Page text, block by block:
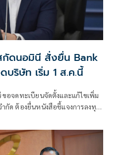
ดนอมินี สั่งยื่น Bank
ริษัท เริ่ม 1 ส.ค.นี้
อจดทะเบียนจัดตั้งและแก้ไขเพิ่ม
กัด ต้องยื่นหนังสือชี้แจงการลงทุน